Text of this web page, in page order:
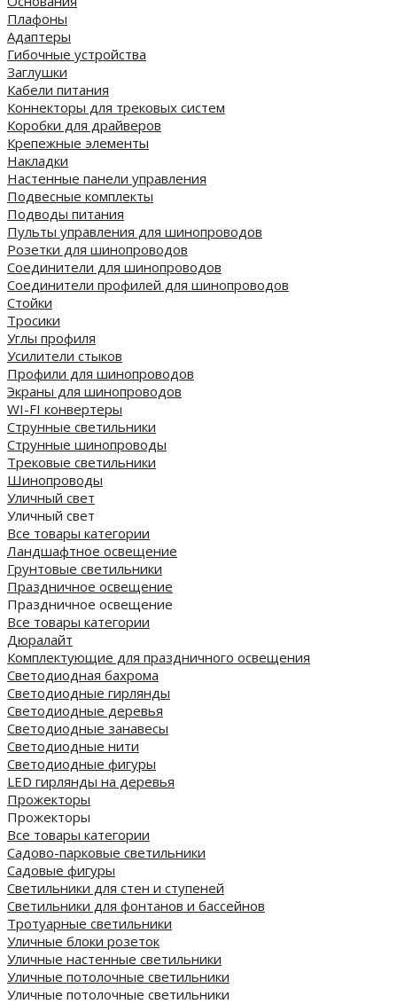
Плафоны
Адаптеры
Гибочные устройства
Заглушки
Кабели питания
Коннекторы для трековых систем
Коробки для драйверов
Крепежные элементы
Накладки
Настенные панели управления
Подвесные комплекты
Подводы питания
Пульты управления для шинопроводов
Розетки для шинопроводов
Соединители для шинопроводов
Соединители профилей для шинопроводов
Стойки
Тросики
Углы профиля
Усилители стыков
Профили для шинопроводов
Экраны для шинопроводов
WI-FI конвертеры
Струнные светильники
Струнные шинопроводы
Трековые светильники
Шинопроводы
Уличный свет
Уличный свет
Все товары категории
Ландшафтное освещение
Грунтовые светильники
Праздничное освещение
Праздничное освещение
Все товары категории
Дюралайт
Комплектующие для праздничного освещения
Светодиодная бахрома
Светодиодные гирлянды
Светодиодные деревья
Светодиодные занавесы
Светодиодные нити
Светодиодные фигуры
LED гирлянды на деревья
Прожекторы
Прожекторы
Все товары категории
Садово-парковые светильники
Садовые фигуры
Светильники для стен и ступеней
Светильники для фонтанов и бассейнов
Тротуарные светильники
Уличные блоки розеток
Уличные настенные светильники
Уличные потолочные светильники
Уличные потолочные светильники